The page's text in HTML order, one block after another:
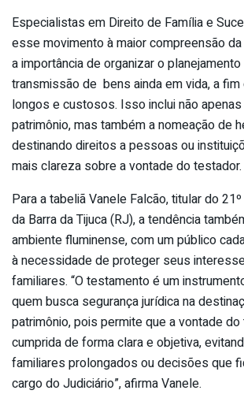
Especialistas em Direito de Família e
esse movimento à maior compreensão
a importância de organizar o
transmissão de bens ainda em vida, a
longos e custosos. Isso inclui não
patrimônio, mas também a nomeação de
destinando direitos a pessoas ou
mais clareza sobre a vontade do testador.
Para a tabeliã Vanele Falcão, titular do
da Barra da Tijuca (RJ), a tendência
ambiente fluminense, com um público
à necessidade de proteger seus
familiares. “Otestamentoé um
quem busca segurança jurídica na
patrimônio, pois permite que a vontade
cumprida de forma clara e objetiva,
familiares prolongados ou decisões que
cargo do Judiciário”, afirma Vanele.